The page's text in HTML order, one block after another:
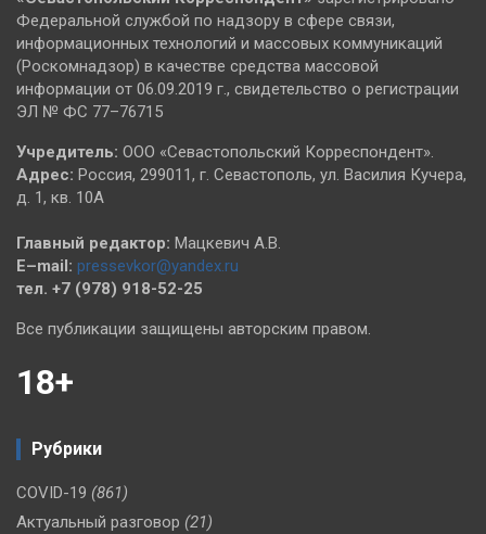
Федеральной службой по надзору в сфере связи,
информационных технологий и массовых коммуникаций
(Роскомнадзор) в качестве средства массовой
информации от 06.09.2019 г., свидетельство о регистрации
ЭЛ № ФС 77–76715
Учредитель: ООО «Севастопольский Корреспондент».
Адрес: Россия, 299011, г. Севастополь, ул. Василия Кучера,
д. 1, кв. 10А
Главный редактор: Мацкевич А.В.
E–mail: pressevkor@yandex.ru
тел. +7 (978) 918-52-25
Все публикации защищены авторским правом.
18+
Рубрики
COVID-19 (861)
Актуальный разговор (21)